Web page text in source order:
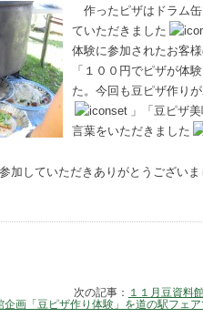
作ったピザはドラム缶
ていただきました
体験に参加されたお客様
「１００円でピザが体
た。今回も豆ピザ作り
」「豆ピザ
言葉をいただきました
加していただきありがとうございま
次の記事： １１月豆資料
企画「豆ピザ作り体験」を道の駅フェア